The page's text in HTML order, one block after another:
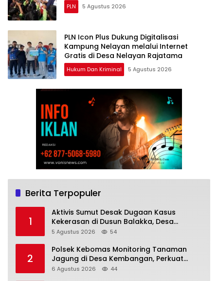
PLN 5 Agustus 2026
PLN Icon Plus Dukung Digitalisasi
Kampung Nelayan melalui Internet
Gratis di Desa Nelayan Rajatama
Hukum Dan Kriminal 5 Agustus 2026
Berita Terpopuler
1
Aktivis Sumut Desak Dugaan Kasus
Kekerasan di Dusun Balakka, Desa
Gunung Malintang Diusut Tuntas
5 Agustus 2026 54
2
Polsek Kebomas Monitoring Tanaman
Jagung di Desa Kembangan, Perkuat
Dukungan Ketahanan Pangan Nasional
6 Agustus 2026 44